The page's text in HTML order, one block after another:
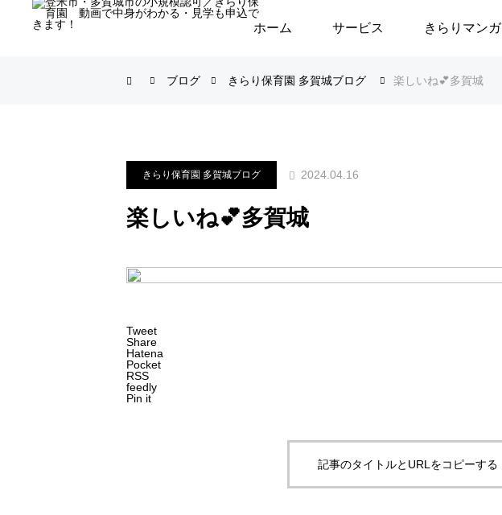
ホーム サービス きらりマンガ
ブログ きらり保育園 多賀城ブログ 楽しいね💕︎多賀城
きらり保育園 多賀城ブログ 2024.04.16
楽しいね💕︎多賀城
Tweet
Share
Hatena
Pocket
RSS
feedly
Pin it
記事のタイトルとURLをコピーする